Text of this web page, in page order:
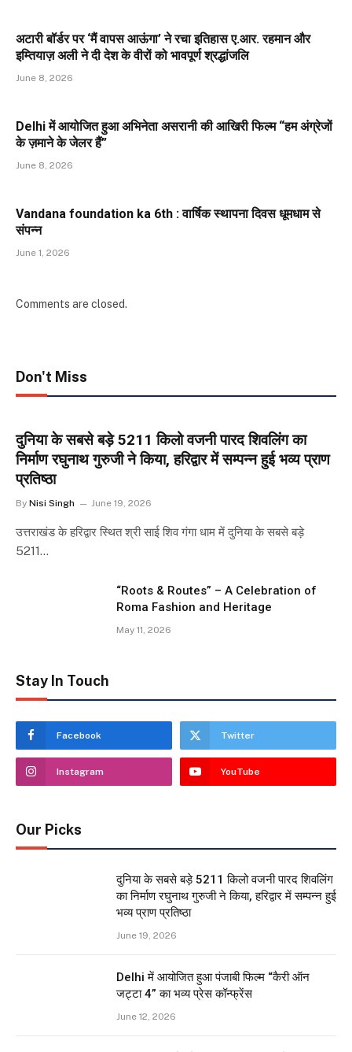
अटारी बॉर्डर पर ‘मैं वापस आऊंगा’ ने रचा इतिहास ए.आर. रहमान और
इम्तियाज़ अली ने दी देश के वीरों को भावपूर्ण श्रद्धांजलि
June 8, 2026
Delhi में आयोजित हुआ अभिनेता असरानी की आखिरी फिल्म “हम अंग्रेजों
के ज़माने के जेलर हैं”
June 8, 2026
Vandana foundation ka 6th : वार्षिक स्थापना दिवस धूमधाम से
संपन्न
June 1, 2026
Comments are closed.
Don't Miss
दुनिया के सबसे बड़े 5211 किलो वजनी पारद शिवलिंग का
निर्माण रघुनाथ गुरुजी ने किया, हरिद्वार में सम्पन्न हुई भव्य प्राण
प्रतिष्ठा
By Nisi Singh June 19, 2026
उत्तराखंड के हरिद्वार स्थित श्री साई शिव गंगा धाम में दुनिया के सबसे बड़े
5211…
“Roots & Routes” – A Celebration of
Roma Fashion and Heritage
May 11, 2026
Stay In Touch
Facebook Twitter
Instagram YouTube
Our Picks
दुनिया के सबसे बड़े 5211 किलो वजनी पारद शिवलिंग
का निर्माण रघुनाथ गुरुजी ने किया, हरिद्वार में सम्पन्न हुई
भव्य प्राण प्रतिष्ठा
June 19, 2026
Delhi में आयोजित हुआ पंजाबी फिल्म “कैरी ऑन
जट्टा 4” का भव्य प्रेस कॉन्फ्रेंस
June 12, 2026